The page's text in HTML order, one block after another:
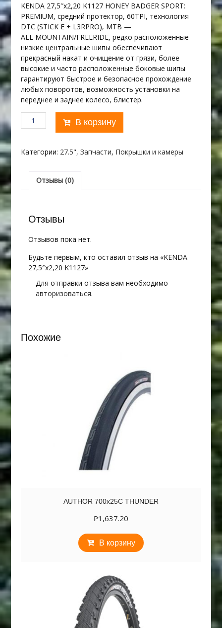
KENDA 27,5″х2,20 K1127 HONEY BADGER SPORT:
PREMIUM, средний протектор, 60TPI, технология
DTC (STICK E + L3RPRO), MTB —
ALL MOUNTAIN/FREERIDE, редко расположенные
низкие центральные шипы обеспечивают
прекрасный накат и очищение от грязи, более
высокие и часто расположенные боковые шипы
гарантируют быстрое и безопасное прохождение
любых поворотов, возможность установки на
переднее и заднее колесо, блистер.
Количество
товара
27,5"х2,20
В корзину
Категории: 27.5", Запчасти, Покрышки и камеры
Отзывы (0)
Отзывы
Отзывов пока нет.
Будьте первым, кто оставил отзыв на «KENDA
27,5″х2,20 K1127»
Для отправки отзыва вам необходимо
авторизоваться.
Похожие
AUTHOR 700х25C THUNDER
₽1,637.20
В корзину